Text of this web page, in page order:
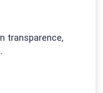
transparence,